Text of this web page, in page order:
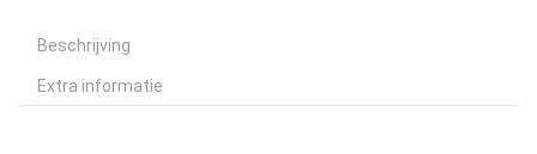
Beschrijving
Extra informatie